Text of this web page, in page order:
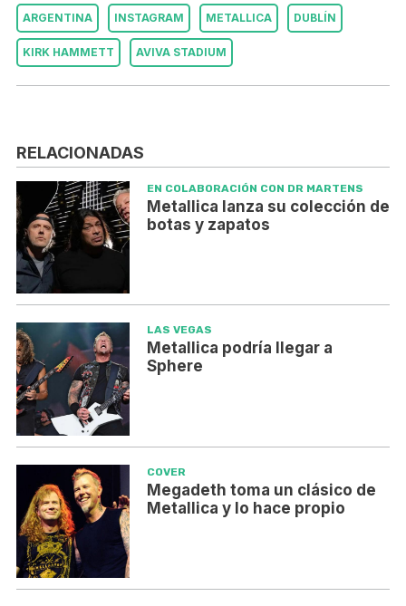
ARGENTINA INSTAGRAM METALLICA DUBLÍN
KIRK HAMMETT AVIVA STADIUM
RELACIONADAS
EN COLABORACIÓN CON DR MARTENS
Metallica lanza su colección de
botas y zapatos
LAS VEGAS
Metallica podría llegar a
Sphere
COVER
Megadeth toma un clásico de
Metallica y lo hace propio